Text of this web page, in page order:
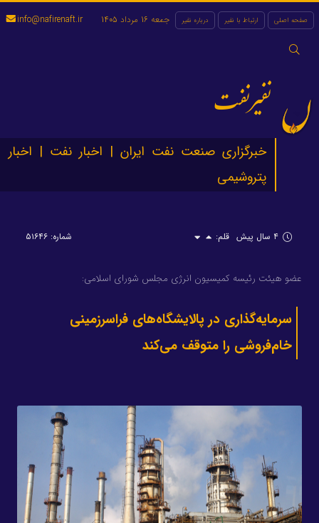
صفحه اصلی ارتباط با نفیر درباره نفیر
جستجو
جمعه 16 مرداد 1405 info@nafirenaft.ir
نفیرنفت
خبرگزاری صنعت نفت ایران | اخبار نفت | اخبار
پتروشیمی
۴ سال پیش قلم: شماره: ۵۱۶۴۶
عضو هیئت رئیسه کمیسیون انرژی مجلس شورای اسلامی:
سرمایه‌گذاری در پالایشگاه‌های فراسرزمینی
خام‌فروشی را متوقف می‌کند